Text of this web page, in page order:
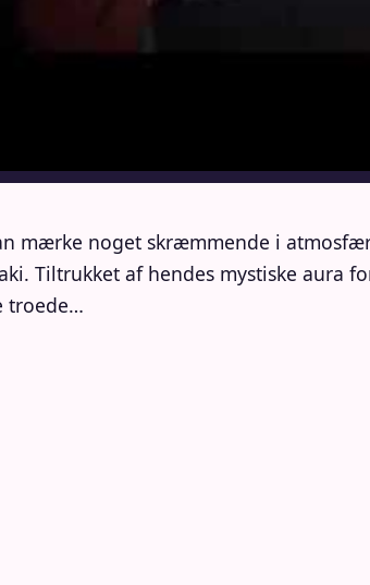
mærke noget skræmmende i
Tiltrukket af hendes mystiske aura
troede…